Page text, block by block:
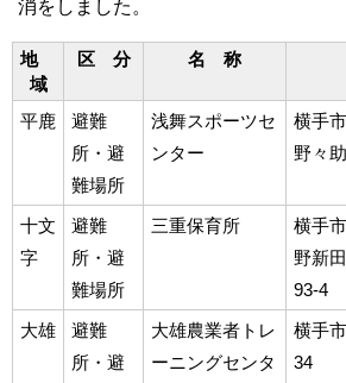
消をしました。
地
域
区 分 名 称
平鹿
避難
所・避
難場所
浅舞スポーツセ
ンター
横手
野々
十文
字
避難
所・避
難場所
三重保育所
横手
野新
93-4
大雄
避難
所・避
大雄農業者トレ
ーニングセンタ
横手
34